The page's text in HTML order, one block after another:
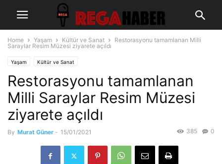
Home Yaşam Kültür ve Sanat
Restorasyonu tamamlanan Milli
Saraylar Resim Müzesi ziyarete açıldı
Yaşam Kültür ve Sanat
Restorasyonu tamamlanan
Milli Saraylar Resim Müzesi
ziyarete açıldı
By Murat Güner - 15/01/2021 0
385